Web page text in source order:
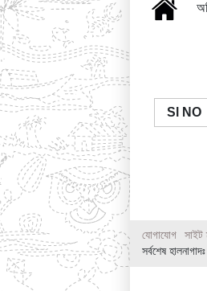
Sl NO
যোগাযোগ
সাইট
সর্বশেষ